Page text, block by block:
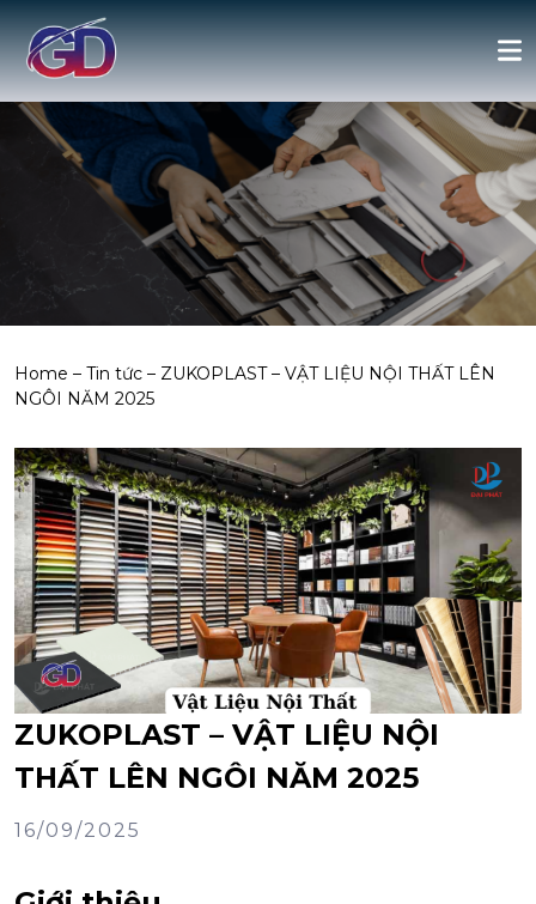
Home – Tin tức – ZUKOPLAST – VẬT LIỆU NỘI THẤT LÊN
NGÔI NĂM 2025
ZUKOPLAST – VẬT LIỆU NỘI
THẤT LÊN NGÔI NĂM 2025
16/09/2025